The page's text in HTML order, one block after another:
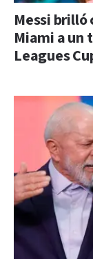
Messi brilló
Miami a un
Leagues